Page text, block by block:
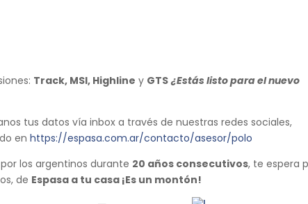
Track, MSI, Highline y GTS ¿Estás listo para el nuevo
tus datos vía inbox a través de nuestras redes sociales,
enhttps://espasa.com.ar/contacto/asesor/polo
los argentinos durante 20 años consecutivos, te espera
de Espasa a tu casa ¡Es un montón!